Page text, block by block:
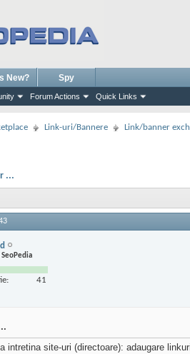
Forum Actions Quick Links
New? Spy
Link-uri/Bannere Link/banner
...
41
intretina site-uri (directoare): adaugare